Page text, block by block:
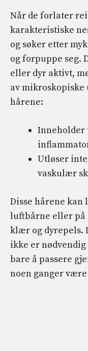
Når de forlater
karakteristiske
og søker etter
og forpuppe seg.
eller dyr aktivt,
av
hårene:
Inneholder
Utløser
vaskulær
Disse hårene
luftbårne eller på
klær og dyrepels.
ikke er
bare å passere
noen ganger